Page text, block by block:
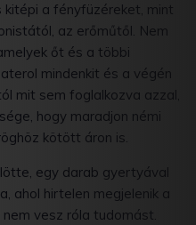
kitépi a fényfüzéreket, mint
az erőműtől. Nem
őt és a többi
mindenkit és a végén
mit sem foglalkozva azzal,
hogy maradjon némi
kötött áron is.
egy darab gyertyával
ahol hirtelen megjelenik a
vesz róla tudomást.